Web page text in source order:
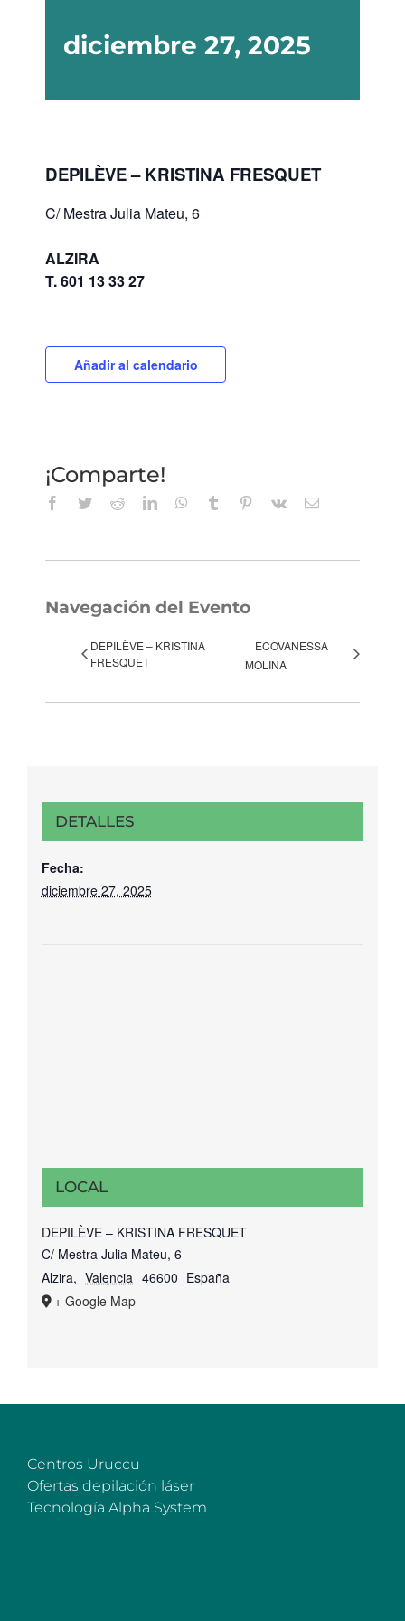
diciembre 27, 2025
DEPILÈVE – KRISTINA FRESQUET
C/ Mestra Julia Mateu, 6
ALZIRA
T. 601 13 33 27
Añadir al calendario
¡Comparte!
Facebook
TwitterRedditLinkedInWhatsApp
Tumblr Pinterest
Vk
Correo
Navegación del Evento
DEPILÈVE – KRISTINA
FRESQUET
ECOVANESSA
MOLINA
DETALLES
Fecha:
diciembre 27, 2025
LOCAL
DEPILÈVE – KRISTINA FRESQUET
C/ Mestra Julia Mateu, 6
Alzira, Valencia 46600 España
+ Google Map
Centros Uruccu
Ofertas depilación láser
Tecnología Alpha System